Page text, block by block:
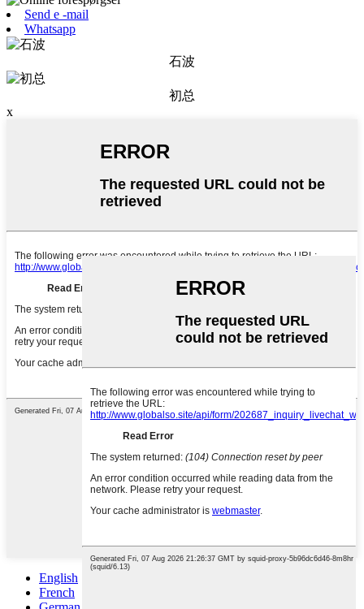
Send e -mail
Whatsapp
石波
初总
x
English
French